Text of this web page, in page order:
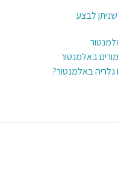
שניתן לבצע
באלמנטור
גלריה באלמנטור?